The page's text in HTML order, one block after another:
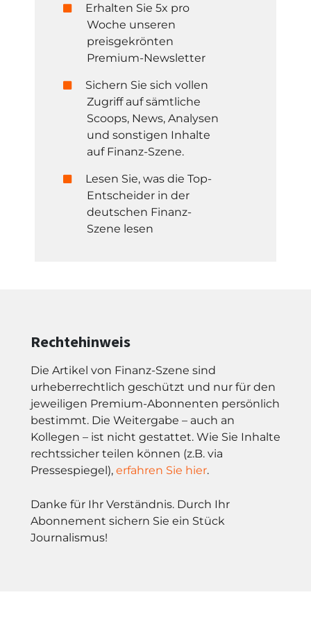
Erhalten Sie 5x pro
Woche unseren
preisgekrönten
Premium-Newsletter
Sichern Sie sich vollen
Zugriff auf sämtliche
Scoops, News, Analysen
und sonstigen Inhalte
auf Finanz-Szene.
Lesen Sie, was die Top-
Entscheider in der
deutschen Finanz-
Szene lesen
Rechtehinweis
Die Artikel von Finanz-Szene sind
urheberrechtlich geschützt und nur für den
jeweiligen Premium-Abonnenten persönlich
bestimmt. Die Weitergabe – auch an
Kollegen – ist nicht gestattet. Wie Sie Inhalte
rechtssicher teilen können (z.B. via
Pressespiegel), erfahren Sie hier.
Danke für Ihr Verständnis. Durch Ihr
Abonnement sichern Sie ein Stück
Journalismus!